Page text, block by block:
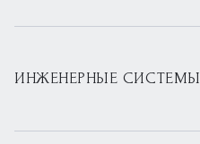
ИНЖЕНЕРНЫЕ СИСТЕМЫ